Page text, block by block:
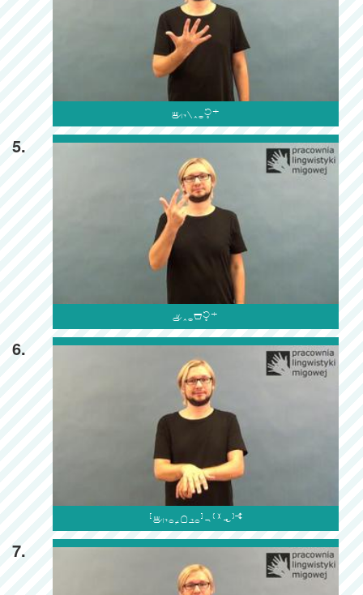

5.

6.

7.